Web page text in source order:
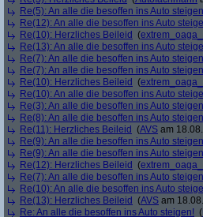
Re(5): An alle die besoffen ins Auto
Re(12): An alle die besoffen ins Auto
Re(10): Herzliches Beileid (
Re(13): An alle die besoffen ins Auto
Re(7): An alle die besoffen ins Auto
Re(7): An alle die besoffen ins Auto
Re(10): Herzliches Beileid (
Re(10): An alle die besoffen ins Auto
Re(3): An alle die besoffen ins Auto
Re(8): An alle die besoffen ins Auto
Re(11): Herzliches Beileid (AVS am
Re(9): An alle die besoffen ins Auto
Re(9): An alle die besoffen ins Auto
Re(12): Herzliches Beileid (
Re(7): An alle die besoffen ins Auto
Re(10): An alle die besoffen ins Auto
Re(13): Herzliches Beileid (AVS am
Re: An alle die besoffen ins Auto steigen! (